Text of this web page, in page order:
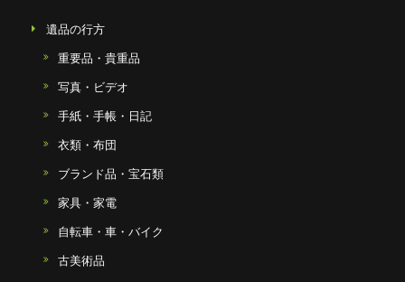
遺品の行方
重要品・貴重品
写真・ビデオ
手紙・手帳・日記
衣類・布団
ブランド品・宝石類
家具・家電
自転車・車・バイク
古美術品